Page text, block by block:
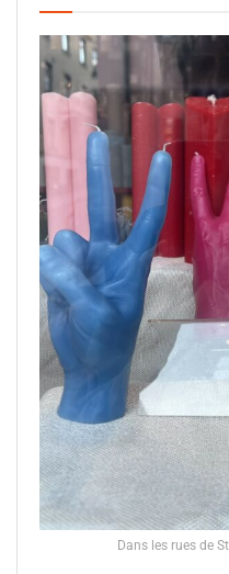
Dans les rues de